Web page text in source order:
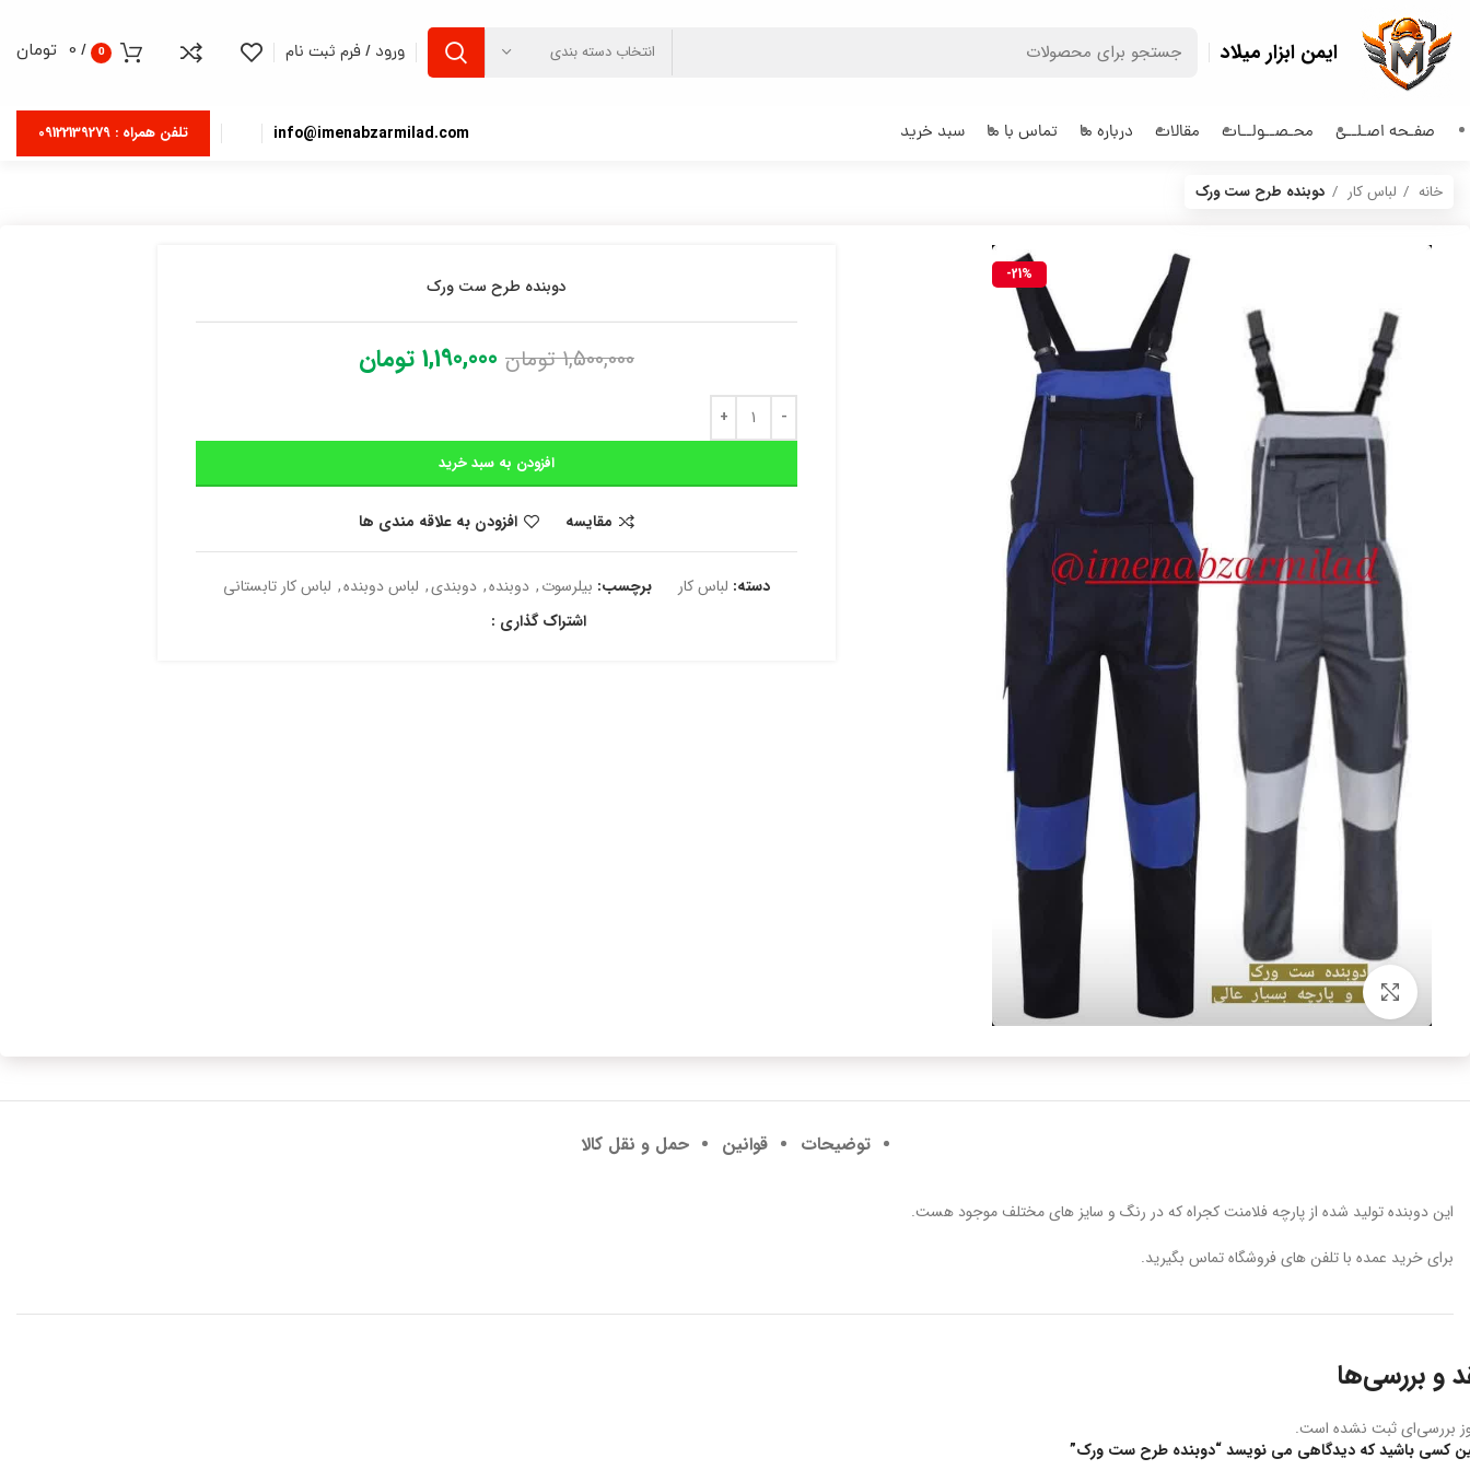
ایمن ابزار میلاد انتخاب دسته بندی ورود / فرم ثبت نام 0
/
0 تومان
صفـحه اصـلــی محـصــولــات مقالات درباره ما تماس با ما سبد خرید info@imenabzarmilad.com تلفن همراه : 09122139279
خانه لباس کار دوبنده طرح ست ورک
-21%
برای بزرگنمایی کلیک کنید
دوبنده طرح ست ورک
1,500,000 تومان 1,190,000 تومان
افزودن به سبد خرید
مقایسه افزودن به علاقه مندی ها
دسته: لباس کار برچسب: بیلرسوت, دوبنده, دوبندی, لباس دوبنده, لباس کار تابستانی
اشتراک گذاری :
توضیحات قوانین حمل و نقل کالا
این دوبنده تولید شده از پارچه فلامنت کجراه که در رنگ و سایز های مختلف موجود هست.
برای خرید عمده با تلفن های فروشگاه تماس بگیرید.
و بررسی‌ها
بررسی‌ای ثبت نشده است.
کسی باشید که دیدگاهی می نویسد “دوبنده طرح ست ورک”